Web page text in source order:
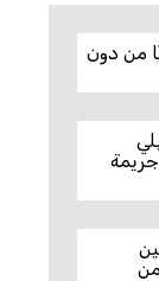
ساعة يوميًا من دون